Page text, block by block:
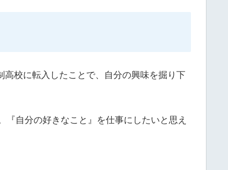
校に転入したことで、自分の興味を掘り下
自分の好きなこと』を仕事にしたいと思え